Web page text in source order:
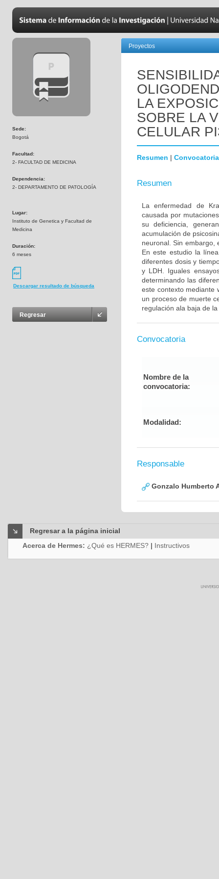
Sede:
Bogotá
Facultad:
2- FACULTAD DE MEDICINA
Dependencia:
2- DEPARTAMENTO DE PATOLOGÍA
Lugar:
Instituto de Genetica y Facultad de
Medicina
Duración:
6 meses
Descargar resultado de búsqueda
Regresar
Proyectos
LA
SOBRE LA
CELULAR
Resumen | Convocatoria
Resumen
La enfermedad de
causada por
su deficiencia,
acumulación de
neuronal. Sin embargo,
En este estudio la
diferentes dosis y
y LDH. Iguales
determinando las
este contexto mediante
un proceso de muerte
regulación ala baja de
Convocatoria
Nombre de la
convocatoria:
Modalidad:
Responsable
Gonzalo Humberto
Regresar a la página inicial
Acerca de Hermes: ¿Qué es HERMES? | Instructivos